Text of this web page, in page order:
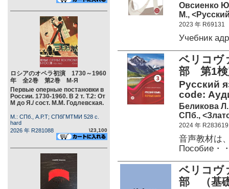
ロシアのオペラ初演 1730～1960
年 全2巻 第2巻 М-Я
Первые оперные постановки в
России. 1730-1960. В 2 т. Т.2: От
М до Я./ сост. М.М. Годлевская.
М.: СПб., А.Р.Т; СПбГМТМИ 528 c.
hard
2026 年 R281088
\23,100
Овсиенко
М.,
2023 年 R69131
Учебник
ベリコ
部 第1検
Русский
code:
Беликова
СПб.,
2024 年 R283619
音声教材は
Пособие・
ベリコ
部 （基